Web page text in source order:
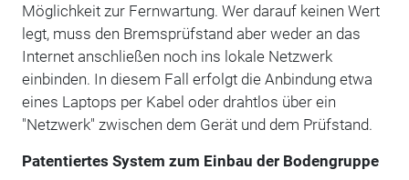
Möglichkeit zur Fernwartung. Wer darauf keinen Wert
legt, muss den Bremsprüfstand aber weder an das
Internet anschließen noch ins lokale Netzwerk
einbinden. In diesem Fall erfolgt die Anbindung etwa
eines Laptops per Kabel oder drahtlos über ein
"Netzwerk" zwischen dem Gerät und dem Prüfstand.
Patentiertes System zum Einbau der Bodengruppe